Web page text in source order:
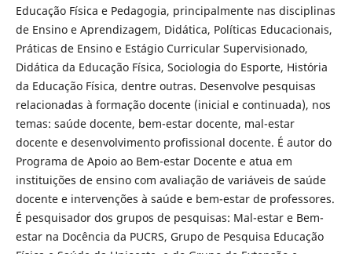
Educação Física e Pedagogia, principalmente nas disciplinas
de Ensino e Aprendizagem, Didática, Políticas Educacionais,
Práticas de Ensino e Estágio Curricular Supervisionado,
Didática da Educação Física, Sociologia do Esporte, História
da Educação Física, dentre outras. Desenvolve pesquisas
relacionadas à formação docente (inicial e continuada), nos
temas: saúde docente, bem-estar docente, mal-estar
docente e desenvolvimento profissional docente. É autor do
Programa de Apoio ao Bem-estar Docente e atua em
instituições de ensino com avaliação de variáveis de saúde
docente e intervenções à saúde e bem-estar de professores.
É pesquisador dos grupos de pesquisas: Mal-estar e Bem-
estar na Docência da PUCRS, Grupo de Pesquisa Educação